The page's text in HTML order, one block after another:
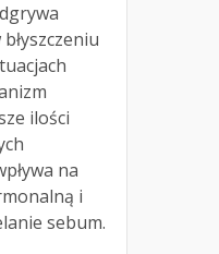
ilości
na
i
sebum.